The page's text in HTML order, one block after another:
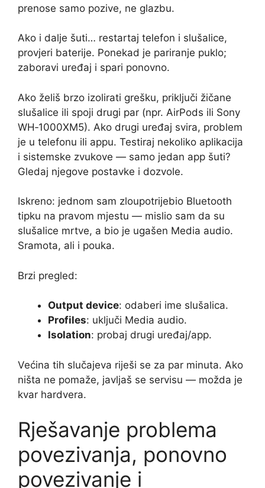
prenose samo pozive, ne glazbu.
Ako i dalje šuti… restartaj telefon i slušalice,
provjeri baterije. Ponekad je pariranje puklo;
zaboravi uređaj i spari ponovno.
Ako želiš brzo izolirati grešku, priključi žičane
slušalice ili spoji drugi par (npr. AirPods ili Sony
WH‑1000XM5). Ako drugi uređaj svira, problem
je u telefonu ili appu. Testiraj nekoliko aplikacija
i sistemske zvukove — samo jedan app šuti?
Gledaj njegove postavke i dozvole.
Iskreno: jednom sam zloupotrijebio Bluetooth
tipku na pravom mjestu — mislio sam da su
slušalice mrtve, a bio je ugašen Media audio.
Sramota, ali i pouka.
Brzi pregled:
Output device: odaberi ime slušalica.
Profiles: uključi Media audio.
Isolation: probaj drugi uređaj/app.
Većina tih slučajeva riješi se za par minuta. Ako
ništa ne pomaže, javljaš se servisu — možda je
kvar hardvera.
Rješavanje problema
povezivanja, ponovno
povezivanje i